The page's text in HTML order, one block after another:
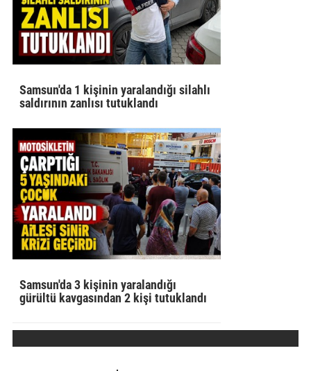
Samsun'da 1 kişinin yaralandığı silahlı
saldırının zanlısı tutuklandı
Samsun'da 3 kişinin yaralandığı
gürültü kavgasından 2 kişi tutuklandı